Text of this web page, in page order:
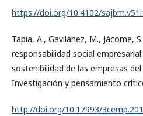
https://doi.org/10.4102/
Tapia, A., Gavilánez, M., Jácome,
responsabilidad social
sostenibilidad de las empresas del
Investigación y pensamiento
http://doi.org/10.17993/